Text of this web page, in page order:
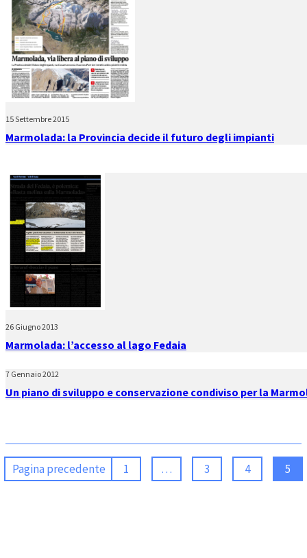
15 Settembre 2015
Marmolada: la Provincia decide il futuro degli impianti
26 Giugno 2013
Marmolada: l’accesso al lago Fedaia
7 Gennaio 2012
Un piano di sviluppo e conservazione condiviso per la
Pagina precedente 1 … 3 4 5